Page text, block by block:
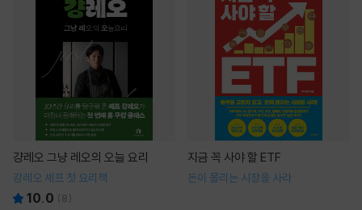
걍레오 그냥 레오의 오늘 요리
강레오 셰프 첫 요리책
10.0 (8)
지금 꼭 사야 할 ETF
돈이 몰리는 시장을 사라